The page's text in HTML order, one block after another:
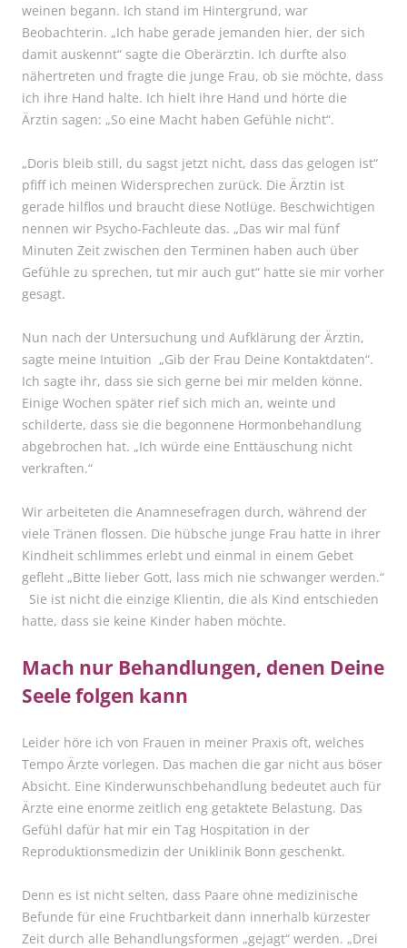
weinen begann. Ich stand im Hintergrund, war
Beobachterin. „Ich habe gerade jemanden hier, der sich
damit auskennt“ sagte die Oberärztin. Ich durfte also
nähertreten und fragte die junge Frau, ob sie möchte, dass
ich ihre Hand halte. Ich hielt ihre Hand und hörte die
Ärztin sagen: „So eine Macht haben Gefühle nicht“.
„Doris bleib still, du sagst jetzt nicht, dass das gelogen ist“
pfiff ich meinen Widersprechen zurück. Die Ärztin ist
gerade hilflos und braucht diese Notlüge. Beschwichtigen
nennen wir Psycho-Fachleute das. „Das wir mal fünf
Minuten Zeit zwischen den Terminen haben auch über
Gefühle zu sprechen, tut mir auch gut“ hatte sie mir vorher
gesagt.
Nun nach der Untersuchung und Aufklärung der Ärztin,
sagte meine Intuition „Gib der Frau Deine Kontaktdaten“.
Ich sagte ihr, dass sie sich gerne bei mir melden könne.
Einige Wochen später rief sich mich an, weinte und
schilderte, dass sie die begonnene Hormonbehandlung
abgebrochen hat. „Ich würde eine Enttäuschung nicht
verkraften.“
Wir arbeiteten die Anamnesefragen durch, während der
viele Tränen flossen. Die hübsche junge Frau hatte in ihrer
Kindheit schlimmes erlebt und einmal in einem Gebet
gefleht „Bitte lieber Gott, lass mich nie schwanger werden.“
Sie ist nicht die einzige Klientin, die als Kind entschieden
hatte, dass sie keine Kinder haben möchte.
Mach nur Behandlungen, denen Deine
Seele folgen kann
Leider höre ich von Frauen in meiner Praxis oft, welches
Tempo Ärzte vorlegen. Das machen die gar nicht aus böser
Absicht. Eine Kinderwunschbehandlung bedeutet auch für
Ärzte eine enorme zeitlich eng getaktete Belastung. Das
Gefühl dafür hat mir ein Tag Hospitation in der
Reproduktionsmedizin der Uniklinik Bonn geschenkt.
Denn es ist nicht selten, dass Paare ohne medizinische
Befunde für eine Fruchtbarkeit dann innerhalb kürzester
Zeit durch alle Behandlungsformen „gejagt“ werden. „Drei